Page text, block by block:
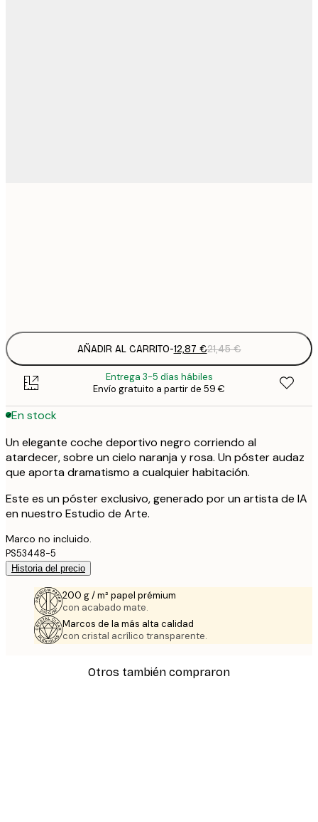
AÑADIR AL CARRITO-12,87 €21,45 €
Entrega 3-5 días hábiles
Envío gratuito a partir de 59 €
En stock
Un elegante coche deportivo negro corriendo al
atardecer, sobre un cielo naranja y rosa. Un póster audaz
que aporta dramatismo a cualquier habitación.
Este es un póster exclusivo, generado por un artista de IA
en nuestro Estudio de Arte.
Marco no incluido.
PS53448-5
Historia del precio
200 g / m² papel prémium
con acabado mate.
Marcos de la más alta calidad
con cristal acrílico transparente.
Otros también compraron